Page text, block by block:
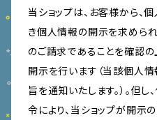
当ショップは、お客様から、
き個人情報の開示を求めら
のご請求であることを確認の
開示を行います（当該個人
旨を通知いたします。）。但
令により、当ショップが開示